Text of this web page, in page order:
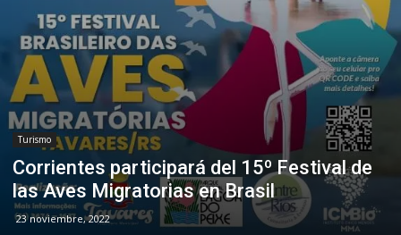
Turismo
Corrientes participará del 15º Festival de
las Aves Migratorias en Brasil
23 noviembre, 2022